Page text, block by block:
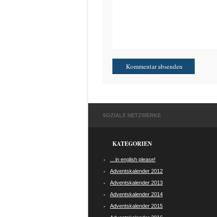
SOZIALE NETZWERKE
KATEGORIEN
…in english please!
Adventskalender 2012
Adventskalender 2013
Adventskalender 2014
Adventskalender 2015